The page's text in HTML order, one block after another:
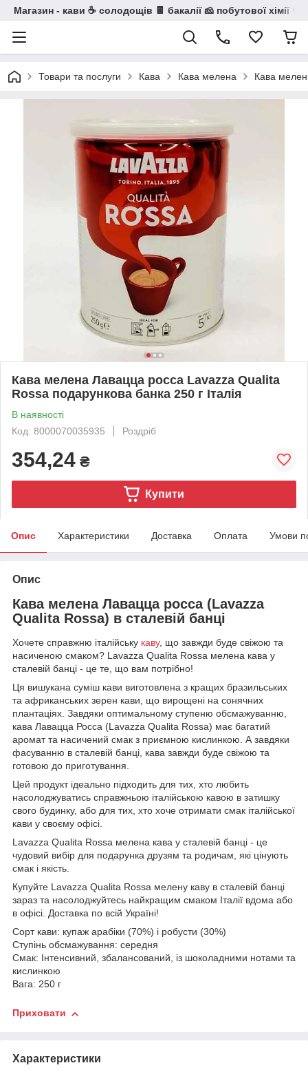
Магазин - кави ☕ солодощів 🍫 бакалії 🧀 побутової хімії 🧼
Товари та послуги Кава Кава мелена Кава
Кава мелена Лавацца росса Lavazza Qualita
Rossa подарункова банка 250 г Італія
В наявності
Код: 8000070035935
Роздріб
354,24 ₴
Купити
Опис Характеристики Доставка Оплата Умови
Опис
Кава мелена Лавацца росса (Lavazza
Qualita Rossa) в сталевій банці
Хочете справжню італійську каву, що завжди буде свіжою та
насиченою смаком? Lavazza Qualita Rossa мелена кава у
сталевій банці - це те, що вам потрібно!
Ця вишукана суміш кави виготовлена з кращих бразильських
та африканських зерен кави, що вирощені на сонячних
плантаціях. Завдяки оптимальному ступеню обсмажуванню,
кава Лавацца Росса (Lavazza Qualita Rossa) має багатий
аромат та насичений смак з приємною кислинкою. А завдяки
фасуванню в сталевій банці, кава завжди буде свіжою та
готовою до приготування.
Цей продукт ідеально підходить для тих, хто любить
насолоджуватись справжньою італійською кавою в затишку
свого будинку, або для тих, хто хоче отримати смак італійської
кави у своєму офісі.
Lavazza Qualita Rossa мелена кава у сталевій банці - це
чудовий вибір для подарунка друзям та родичам, які цінують
смак і якість.
Купуйте Lavazza Qualita Rossa мелену каву в сталевій банці
зараз та насолоджуйтесь найкращим смаком Італії вдома або
в офісі. Доставка по всій Україні!
Сорт кави: купаж арабіки (70%) і робусти (30%)
Ступінь обсмажування: середня
Смак: Інтенсивний, збалансований, із шоколадними нотами та
кислинкою
Вага: 250 г
Приховати
Характеристики